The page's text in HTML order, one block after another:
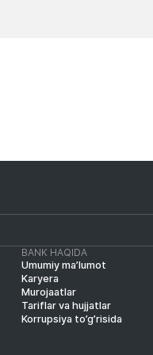
BANK HAQIDA
Umumiy ma’lumot
Karyera
Murojaatlar
Tariflar va hujjatlar
Korrupsiya to’g’risida